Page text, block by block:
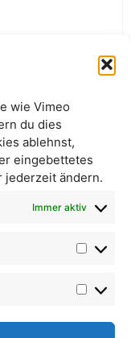
wie Vimeo
du dies
ablehnst,
eingebettetes
jederzeit ändern.
Immer aktiv
(S)